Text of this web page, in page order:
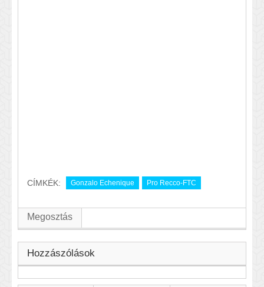
CÍMKÉK: Gonzalo Echenique Pro Recco-FTC
Megosztás
Hozzászólások